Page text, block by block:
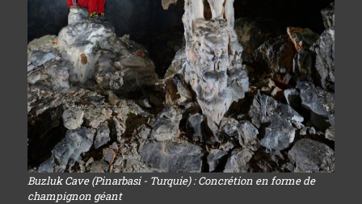
Buzluk Cave (Pinarbasi - Turquie) : Concrétion en forme de
champignon géant